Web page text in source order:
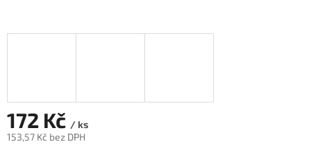
172 Kč / ks
153,57 Kč bez DPH